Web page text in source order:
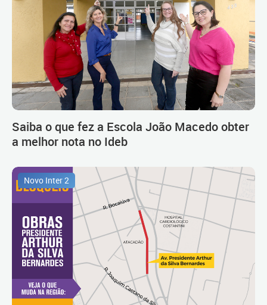
Saiba o que fez a Escola João Macedo obter
a melhor nota no Ideb
Novo Inter 2